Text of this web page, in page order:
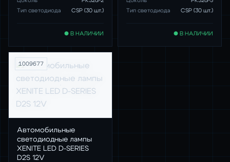
Тип светодиода
CSP (30 шт.)
● В НАЛИЧИИ
Тип светодиода
CSP (30 шт.)
● В НАЛИЧИИ
1009677
Автомобильные
светодиодные лампы
XENITE LED D-SERIES
D2S 12V